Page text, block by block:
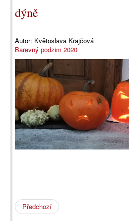
dýně
Autor: Květoslava Krajčová
Barevný podzim 2020
Předchozí